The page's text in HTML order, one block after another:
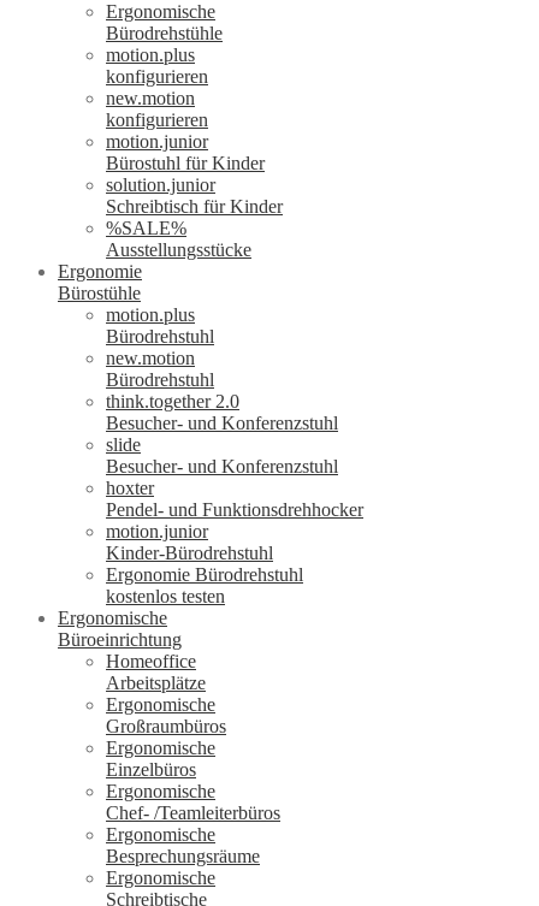
Ergonomische
Bürodrehstühle
motion.plus
konfigurieren
new.motion
konfigurieren
motion.junior
Bürostuhl für Kinder
solution.junior
Schreibtisch für Kinder
%SALE%
Ausstellungsstücke
Ergonomie
Bürostühle
motion.plus
Bürodrehstuhl
new.motion
Bürodrehstuhl
think.together 2.0
Besucher- und Konferenzstuhl
slide
Besucher- und Konferenzstuhl
hoxter
Pendel- und Funktionsdrehhocker
motion.junior
Kinder-Bürodrehstuhl
Ergonomie Bürodrehstuhl
kostenlos testen
Ergonomische
Büroeinrichtung
Homeoffice
Arbeitsplätze
Ergonomische
Großraumbüros
Ergonomische
Einzelbüros
Ergonomische
Chef- /Teamleiterbüros
Ergonomische
Besprechungsräume
Ergonomische
Schreibtische